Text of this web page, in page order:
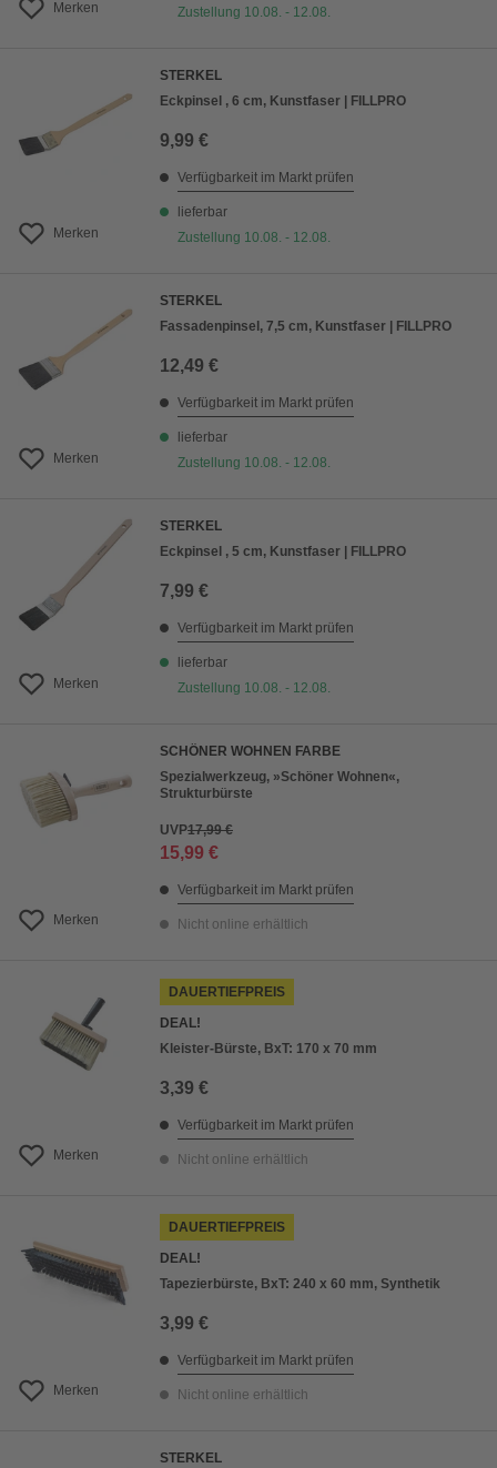
Merken Zustellung 10.08. - 12.08.
Merken
STERKEL
Eckpinsel , 6 cm, Kunstfaser | FILLPRO
9,99 €
Verfügbarkeit im Markt prüfen
lieferbar
Zustellung 10.08. - 12.08.
Merken
STERKEL
Fassadenpinsel, 7,5 cm, Kunstfaser | FILLPRO
12,49 €
Verfügbarkeit im Markt prüfen
lieferbar
Zustellung 10.08. - 12.08.
Merken
STERKEL
Eckpinsel , 5 cm, Kunstfaser | FILLPRO
7,99 €
Verfügbarkeit im Markt prüfen
lieferbar
Zustellung 10.08. - 12.08.
Merken
SCHÖNER WOHNEN FARBE
Spezialwerkzeug, »Schöner Wohnen«,
Strukturbürste
UVP17,99 €
15,99 €
Verfügbarkeit im Markt prüfen
Nicht online erhältlich
Merken
DAUERTIEFPREIS
DEAL!
Kleister-Bürste, BxT: 170 x 70 mm
3,39 €
Verfügbarkeit im Markt prüfen
Nicht online erhältlich
Merken
DAUERTIEFPREIS
DEAL!
Tapezierbürste, BxT: 240 x 60 mm, Synthetik
3,99 €
Verfügbarkeit im Markt prüfen
Nicht online erhältlich
STERKEL